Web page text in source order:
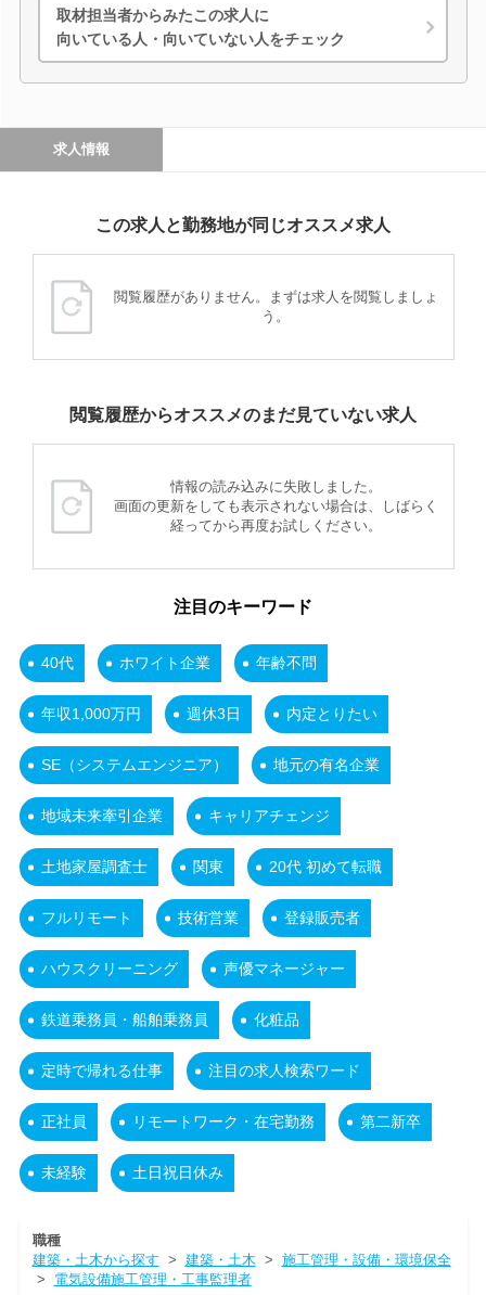
取材担当者からみたこの求人に
向いている人・向いていない人をチェック
求人情報
この求人と勤務地が同じオススメ求人
閲覧履歴がありません。まずは求人を閲覧しましょ
う。
閲覧履歴からオススメのまだ見ていない求人
情報の読み込みに失敗しました。
画面の更新をしても表示されない場合は、しばらく
経ってから再度お試しください。
注目のキーワード
40代 ホワイト企業 年齢不問
年収1,000万円 週休3日 内定とりたい
SE（システムエンジニア） 地元の有名企業
地域未来牽引企業 キャリアチェンジ
土地家屋調査士 関東 20代 初めて転職
フルリモート 技術営業 登録販売者
ハウスクリーニング 声優マネージャー
鉄道乗務員・船舶乗務員 化粧品
定時で帰れる仕事 注目の求人検索ワード
正社員 リモートワーク・在宅勤務 第二新卒
未経験 土日祝日休み
職種
建築・土木から探す > 建築・土木 > 施工管理・設備・環境保全
> 電気設備施工管理・工事監理者